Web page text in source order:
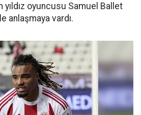
yıldız oyuncusu Samuel Ballet
anlaşmaya vardı.